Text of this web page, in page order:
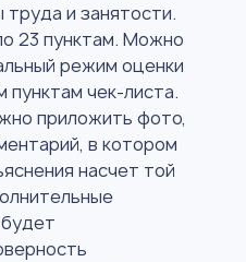
и занятости.
23 пунктам. Можно
режим оценки
чек-листа.
приложить фото,
в котором
насчет той